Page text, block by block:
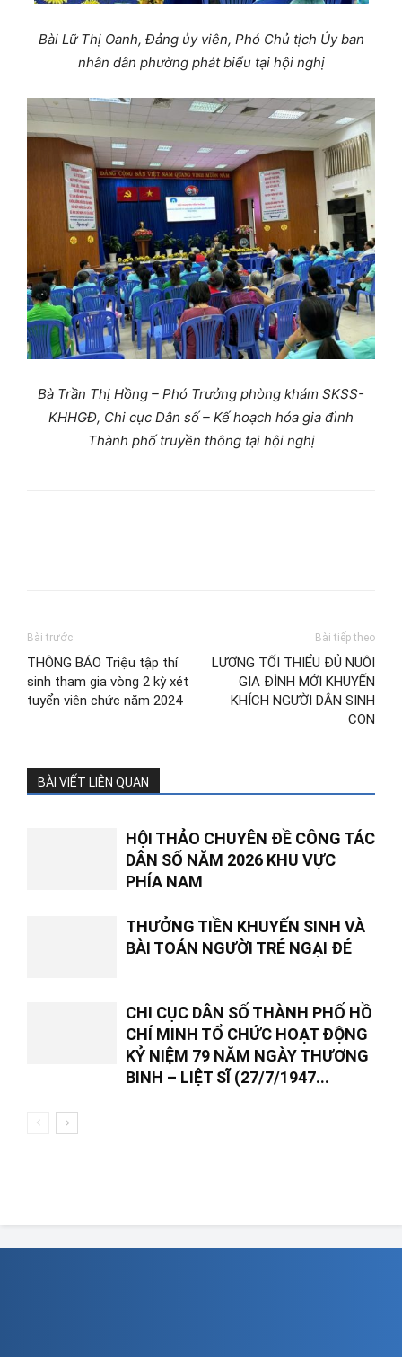
Bài Lữ Thị Oanh, Đảng ủy viên, Phó Chủ tịch Ủy ban
nhân dân phường phát biểu tại hội nghị
Bà Trần Thị Hồng – Phó Trưởng phòng khám SKSS-
KHHGĐ, Chi cục Dân số – Kế hoạch hóa gia đình
Thành phố truyền thông tại hội nghị
Bài trước
THÔNG BÁO Triệu tập thí
sinh tham gia vòng 2 kỳ xét
tuyển viên chức năm 2024
Bài tiếp theo
LƯƠNG TỐI THIỂU ĐỦ NUÔI
GIA ĐÌNH MỚI KHUYẾN
KHÍCH NGƯỜI DÂN SINH
CON
BÀI VIẾT LIÊN QUAN
HỘI THẢO CHUYÊN ĐỀ CÔNG TÁC
DÂN SỐ NĂM 2026 KHU VỰC
PHÍA NAM
THƯỞNG TIỀN KHUYẾN SINH VÀ
BÀI TOÁN NGƯỜI TRẺ NGẠI ĐẺ
CHI CỤC DÂN SỐ THÀNH PHỐ HỒ
CHÍ MINH TỔ CHỨC HOẠT ĐỘNG
KỶ NIỆM 79 NĂM NGÀY THƯƠNG
BINH – LIỆT SĨ (27/7/1947...